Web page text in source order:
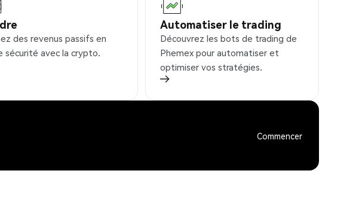
des revenus passifs en
sécurité avec la crypto.
Automatiser le trading
Découvrez les bots de trading de
Phemex pour automatiser et
optimiser vos stratégies.
Commencer